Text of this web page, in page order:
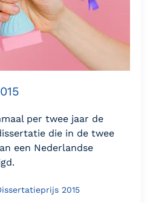
per twee jaar de
die in de twee
een Nederlandse
2015